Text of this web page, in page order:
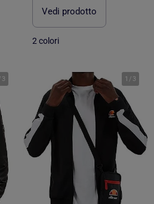
Vedi prodotto
2 colori
3 1 / 3